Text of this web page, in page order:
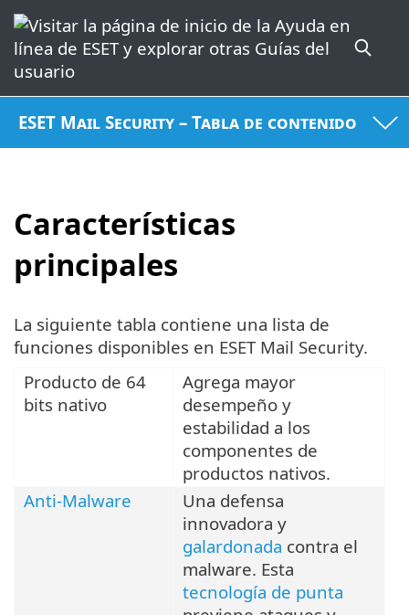
ESET Mail Security – Tabla de contenido
Características
principales
La siguiente tabla contiene una lista de
funciones disponibles en ESET Mail Security.
Producto de 64
bits nativo
Agrega mayor
desempeño y
estabilidad a los
componentes de
productos nativos.
Anti-Malware
Una defensa
innovadora y
galardonada contra el
malware. Esta
tecnología de punta